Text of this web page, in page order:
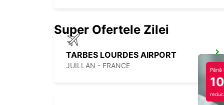
TARBES LOURDES AIRPORT
JUILLAN - FRANCE
Super Ofertele Zilei
Până